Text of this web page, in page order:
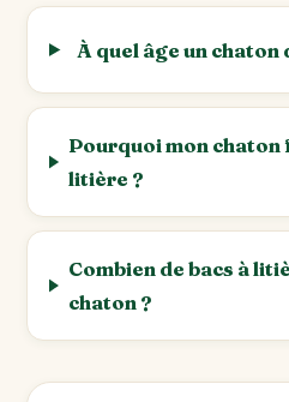
À quel âge un
Pourquoi mon chaton
litière ?
Combien de bacs à
chaton ?